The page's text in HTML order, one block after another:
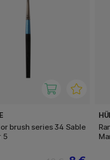
brush series 34 Sable
5